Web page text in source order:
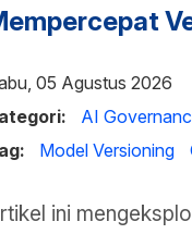
05 Agustus 2026
AI
Model Versioning
ini